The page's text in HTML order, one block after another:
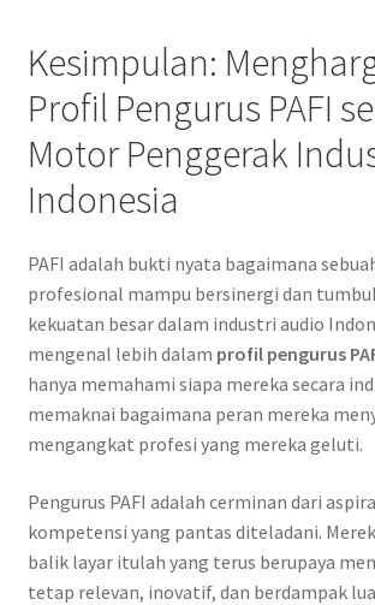
Kesimpulan:
Profil Pengurus PAFI
Motor Penggerak
Indonesia
PAFI adalah bukti nyata bagaimana
profesional mampu bersinergi dan
kekuatan besar dalam industri audio
mengenal lebih dalam profil pengurus
hanya memahami siapa mereka secara
memaknai bagaimana peran mereka
mengangkat profesi yang mereka geluti.
Pengurus PAFI adalah cerminan dari
kompetensi yang pantas diteladani.
balik layar itulah yang terus berupaya
tetap relevan, inovatif, dan berdampak